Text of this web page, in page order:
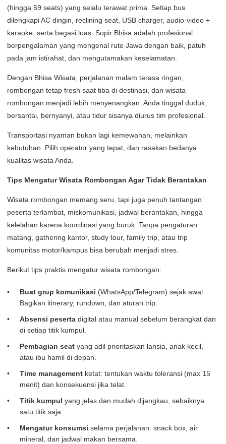
(hingga 59 seats) yang selalu terawat prima. Setiap bus
dilengkapi AC dingin, reclining seat, USB charger, audio-video +
karaoke, serta bagasi luas. Sopir Bhisa adalah profesional
berpengalaman yang mengenal rute Jawa dengan baik, patuh
pada jam istirahat, dan mengutamakan keselamatan.
Dengan Bhisa Wisata, perjalanan malam terasa ringan,
rombongan tetap fresh saat tiba di destinasi, dan wisata
rombongan menjadi lebih menyenangkan. Anda tinggal duduk,
bersantai, bernyanyi, atau tidur sisanya diurus tim profesional.
Transportasi nyaman bukan lagi kemewahan, melainkan
kebutuhan. Pilih operator yang tepat, dan rasakan bedanya
kualitas wisata Anda.
Tips Mengatur Wisata Rombongan Agar Tidak Berantakan
Wisata rombongan memang seru, tapi juga penuh tantangan:
peserta terlambat, miskomunikasi, jadwal berantakan, hingga
kelelahan karena koordinasi yang buruk. Tanpa pengaturan
matang, gathering kantor, study tour, family trip, atau trip
komunitas motor/kampus bisa berubah menjadi stres.
Berikut tips praktis mengatur wisata rombongan:
Buat grup komunikasi (WhatsApp/Telegram) sejak awal.
Bagikan itinerary, rundown, dan aturan trip.
Absensi peserta digital atau manual sebelum berangkat dan
di setiap titik kumpul.
Pembagian seat yang adil prioritaskan lansia, anak kecil,
atau ibu hamil di depan.
Time management ketat: tentukan waktu toleransi (max 15
menit) dan konsekuensi jika telat.
Titik kumpul yang jelas dan mudah dijangkau, sebaiknya
satu titik saja.
Mengatur konsumsi selama perjalanan: snack box, air
mineral, dan jadwal makan bersama.